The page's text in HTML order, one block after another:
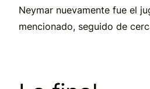
Neymar nuevamente fue el
mencionado, seguido de